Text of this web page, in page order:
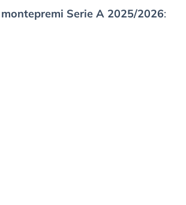
montepremi Serie A 2025/2026: